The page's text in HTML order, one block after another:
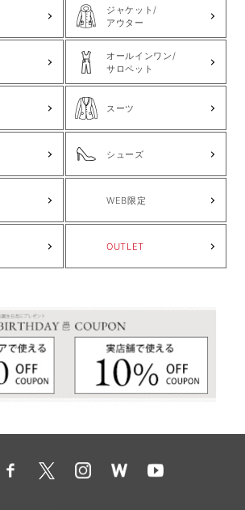
ジャケット/
アウター
オールインワン/
サロペット
スーツ
シューズ
WEB限定
OUTLET